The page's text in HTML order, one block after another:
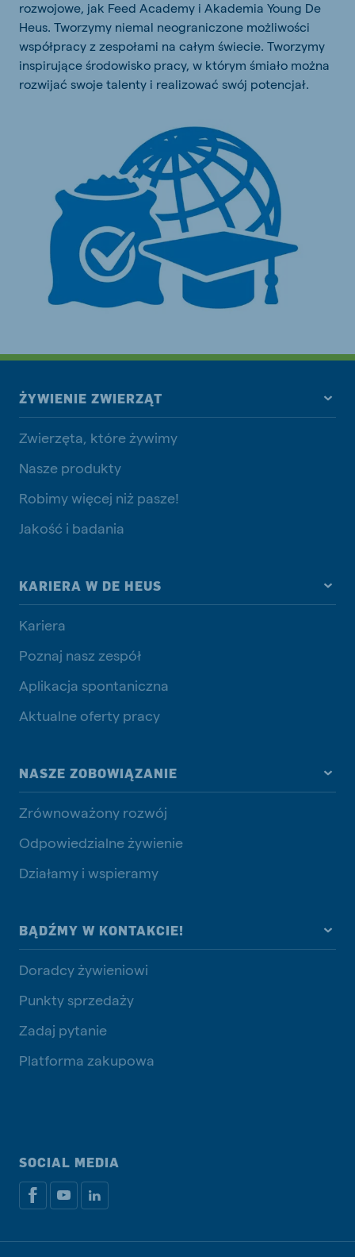
rozwojowe, jak Feed Academy i Akademia Young De
Heus. Tworzymy niemal neograniczone możliwości
współpracy z zespołami na całym świecie. Tworzymy
inspirujące środowisko pracy, w którym śmiało można
rozwijać swoje talenty i realizować swój potencjał.
ŻYWIENIE ZWIERZĄT
Zwierzęta, które żywimy
Nasze produkty
Robimy więcej niż pasze!
Jakość i badania
KARIERA W DE HEUS
Kariera
Poznaj nasz zespół
Aplikacja spontaniczna
Aktualne oferty pracy
NASZE ZOBOWIĄZANIE
Zrównoważony rozwój
Odpowiedzialne żywienie
Działamy i wspieramy
BĄDŹMY W KONTAKCIE!
Doradcy żywieniowi
Punkty sprzedaży
Zadaj pytanie
Platforma zakupowa
SOCIAL MEDIA